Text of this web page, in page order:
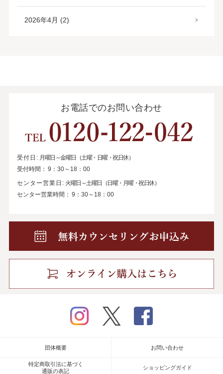
2026年4月 (2)
お電話でのお問い合わせ
受付日: 月曜日～金曜日（土曜・日曜・祝日休）
受付時間： 9：30～18：00
センター営業日: 火曜日～土曜日（日曜・月曜・祝日休）
センター営業時間： 9：30～18：00
instagram
団体概要 お問い合わせ
特定商取引法に基づく
通販の表記
ショッピングガイド